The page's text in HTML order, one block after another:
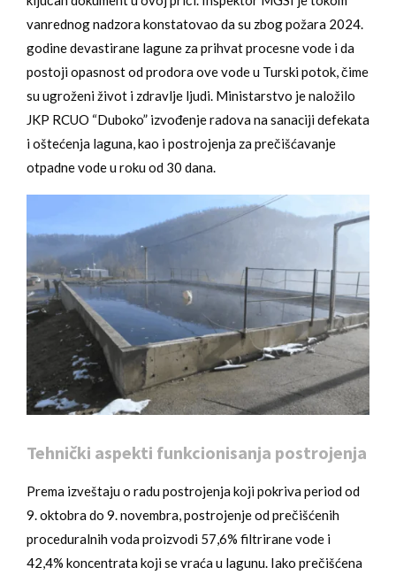
vanrednog nadzora konstatovao da su zbog požara 2024.
godine devastirane lagune za prihvat procesne vode i da
postoji opasnost od prodora ove vode u Turski potok, čime
su ugroženi život i zdravlje ljudi. Ministarstvo je naložilo
JKP RCUO “Duboko” izvođenje radova na sanaciji defekata
i oštećenja laguna, kao i postrojenja za prečišćavanje
otpadne vode u roku od 30 dana.
Tehnički aspekti funkcionisanja postrojenja
Prema izveštaju o radu postrojenja koji pokriva period od
9. oktobra do 9. novembra, postrojenje od prečišćenih
proceduralnih voda proizvodi 57,6% filtrirane vode i
42,4% koncentrata koji se vraća u lagunu. Iako prečišćena